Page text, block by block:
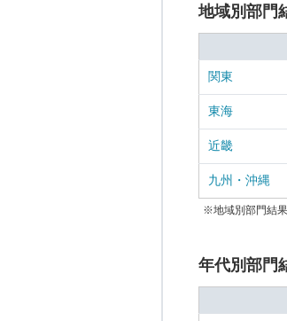
地域別部門
関東
東海
近畿
九州・沖縄
※地域別部門結果
年代別部門